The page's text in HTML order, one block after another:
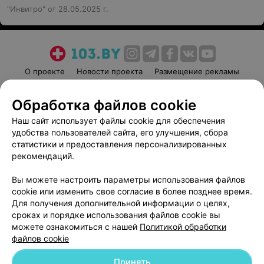
трансвагинально
трансабдоминально и
трансвагинально
40 руб.
УЗИ мочевого пузыря с
определением
остаточной мочи
20 руб.
Записаться
УЗИ половой системы
ТРУЗИ предстательной
"Инвитро" от 28.05.2025 г.
О проекте Новости проекта
Размещение рекламы
Пользовательское соглашение
Способы оплаты
Вакансии
Партнеры
Написать руководителю 103.by
Обработка персональных данных
Обработка файлов cookie
Наш сайт использует файлы cookie для обеспечения
удобства пользователей сайта, его улучшения, сбора
статистики и предоставления персонализированных
рекомендаций.
Вы можете настроить параметры использования файлов
cookie или изменить свое согласие в более позднее время.
Для получения дополнительной информации о целях,
сроках и порядке использования файлов cookie вы
можете ознакомиться с нашей Политикой обработки
файлов cookie